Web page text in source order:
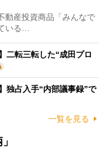
動産投資商品「みんなで
いる…
二転三転した“成田プロ
独占入手“内部議事録”で
一覧を見る